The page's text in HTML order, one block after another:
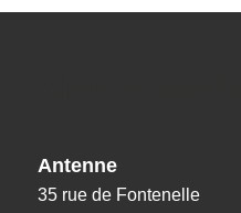
Antenne
35 rue de Fontenelle